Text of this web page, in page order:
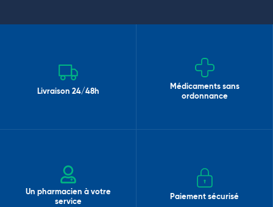
Livraison 24/48h
Médicaments sans
ordonnance
Un pharmacien à votre
service
Paiement sécurisé